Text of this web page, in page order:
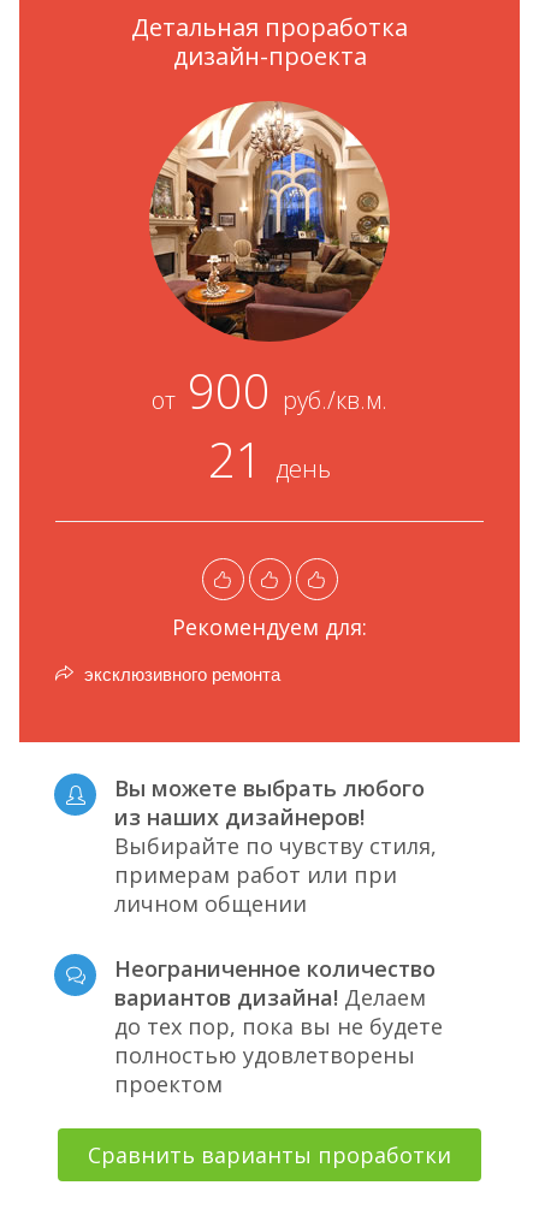
Детальная проработка
дизайн-проекта
от 900 руб./кв.м.
21 день
Рекомендуем для:
эксклюзивного ремонта
Вы можете выбрать любого
из наших дизайнеров!
Выбирайте по чувству стиля,
примерам работ или при
личном общении
Неограниченное количество
вариантов дизайна! Делаем
до тех пор, пока вы не будете
полностью удовлетворены
проектом
Сравнить варианты проработки